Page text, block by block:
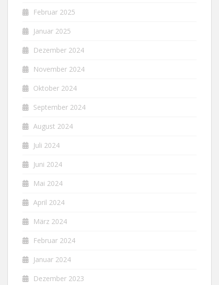
Februar 2025
Januar 2025
Dezember 2024
November 2024
Oktober 2024
September 2024
August 2024
Juli 2024
Juni 2024
Mai 2024
April 2024
März 2024
Februar 2024
Januar 2024
Dezember 2023